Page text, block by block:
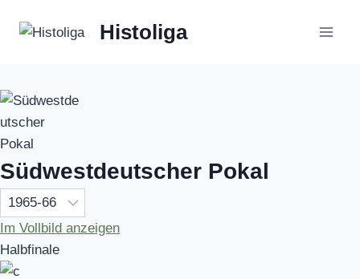
Inhalt
Histoliga
Südwestdeutscher Pokal
Im Vollbild anzeigen
Halbfinale